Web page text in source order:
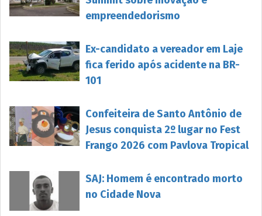
empreendedorismo
Ex-candidato a vereador em Laje
fica ferido após acidente na BR-
101
Confeiteira de Santo Antônio de
Jesus conquista 2º lugar no Fest
Frango 2026 com Pavlova Tropical
SAJ: Homem é encontrado morto
no Cidade Nova